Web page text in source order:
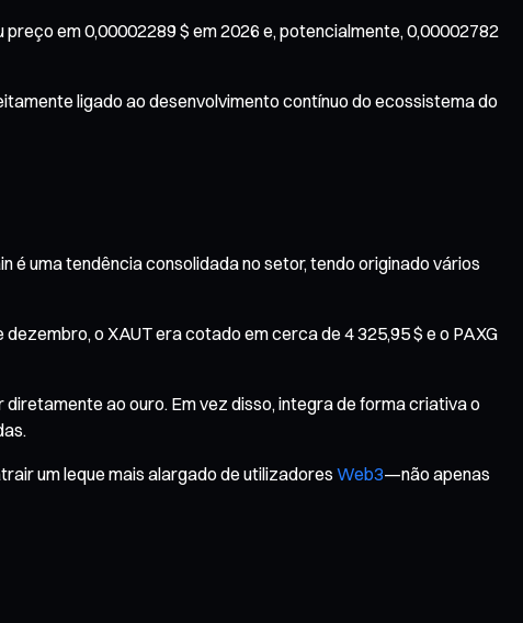
em 0,00002289 $ em 2026 e, potencialmente, 0,00002782
ligado ao desenvolvimento contínuo do ecossistema do
é uma tendência consolidada no setor, tendo originado vários
dezembro, o XAUT era cotado em cerca de 4 325,95 $ e o PAXG
ao ouro. Em vez disso, integra de forma criativa o
um leque mais alargado de utilizadores Web3—não apenas